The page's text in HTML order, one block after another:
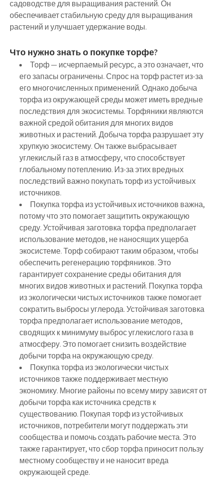
садоводстве для выращивания растений. Он
обеспечивает стабильную среду для выращивания
растений и улучшает удержание воды.
Что нужно знать о покупке торфе?
Торф — исчерпаемый ресурс, а это означает, что
его запасы ограничены. Спрос на торф растет из-за
его многочисленных применений. Однако добыча
торфа из окружающей среды может иметь вредные
последствия для экосистемы. Торфяники являются
важной средой обитания для многих видов
животных и растений. Добыча торфа разрушает эту
хрупкую экосистему. Он также выбрасывает
углекислый газ в атмосферу, что способствует
глобальному потеплению. Из-за этих вредных
последствий важно покупать торф из устойчивых
источников.
Покупка торфа из устойчивых источников важна,
потому что это помогает защитить окружающую
среду. Устойчивая заготовка торфа предполагает
использование методов, не наносящих ущерба
экосистеме. Торф собирают таким образом, чтобы
обеспечить регенерацию торфяников. Это
гарантирует сохранение среды обитания для
многих видов животных и растений. Покупка торфа
из экологически чистых источников также помогает
сократить выбросы углерода. Устойчивая заготовка
торфа предполагает использование методов,
сводящих к минимуму выброс углекислого газа в
атмосферу. Это помогает снизить воздействие
добычи торфа на окружающую среду.
Покупка торфа из экологически чистых
источников также поддерживает местную
экономику. Многие районы по всему миру зависят от
добычи торфа как источника средств к
существованию. Покупая торф из устойчивых
источников, потребители могут поддержать эти
сообщества и помочь создать рабочие места. Это
также гарантирует, что сбор торфа приносит пользу
местному сообществу и не наносит вреда
окружающей среде.